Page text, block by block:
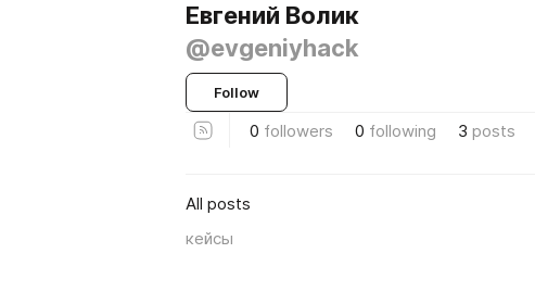
Евгений Волик
@evgeniyhack
Follow
0 followers 0 following 3 posts
All posts
кейсы